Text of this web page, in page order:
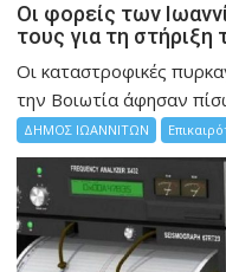
Οι φορείς των
τους για τη
Οι καταστροφικές
την Bοιωτία άφησαν
ΔΗΜΟΣ ΙΩΑΝΝΙΤΩΝ